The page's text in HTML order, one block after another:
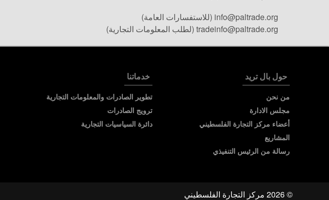
info@paltrade.org (للاستفسارات العامة)
tradeinfo@paltrade.org (لطلب المعلومات التجارية)
حول بال تريد
من نحن
مجلس الادارة
أعضاء مركز التجارة الفلسطيني
المشاريع
رسالة من الرئيس التنفيذي
خدماتنا
تطوير الصادرات والمعلومات التجارية
ترويج الصادرات
دائرة السياسيات التجارية
© 2026 مركز التجارة الفلسطيني